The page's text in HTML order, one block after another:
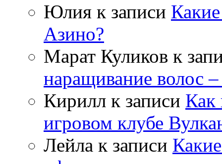
Юлия к записи
Азино?
Марат Куликов к
наращивание волос
Кирилл к записи Как
игровом клубе
Лейла к записи